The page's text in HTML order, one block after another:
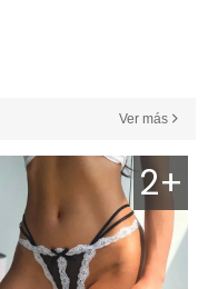
Ver más
2+